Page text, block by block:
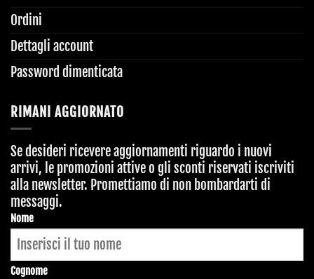
Ordini
Dettagli account
Password dimenticata
RIMANI AGGIORNATO
Se desideri ricevere aggiornamenti riguardo i nuovi
arrivi, le promozioni attive o gli sconti riservati iscriviti
alla newsletter. Promettiamo di non bombardarti di
messaggi.
Company
Name *
Nome
Cognome